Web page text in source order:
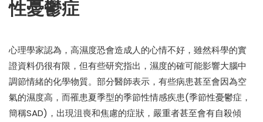
性憂鬱症
心理學家認為，高濕度恐會造成人的心情不好，雖然科學的實
證資料仍很有限，但有些研究指出，濕度的確可能影響大腦中
調節情緒的化學物質。部分醫師表示，有些病患甚至會因為空
氣的濕度高，而罹患夏季型的季節性情感疾患(季節性憂鬱症，
簡稱SAD)，出現沮喪和焦慮的症狀，嚴重者甚至會有自殺傾